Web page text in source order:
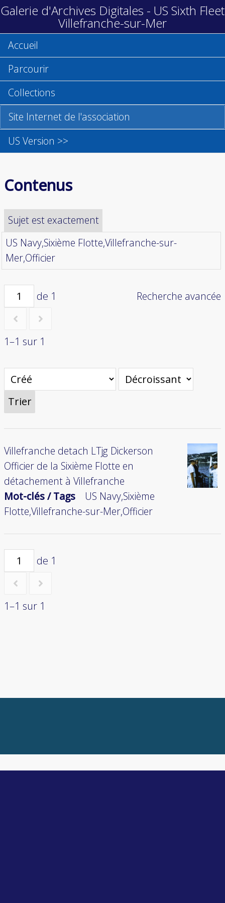
Galerie d'Archives Digitales - US Sixth Fleet
Villefranche-sur-Mer
Accueil
Parcourir
Collections
Site Internet de l'association
US Version >>
Contenus
Sujet est exactement
US Navy,Sixième Flotte,Villefranche-sur-
Mer,Officier
de 1
1–1 sur 1
Recherche avancée
Trier
Villefranche detach LTjg Dickerson
Officier de la Sixième Flotte en
détachement à Villefranche
Mot-clés / Tags
US Navy,Sixième
Flotte,Villefranche-sur-Mer,Officier
de 1
1–1 sur 1